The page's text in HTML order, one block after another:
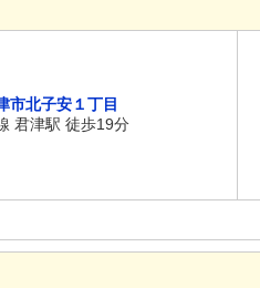
市北子安１丁目
君津駅 徒歩19分